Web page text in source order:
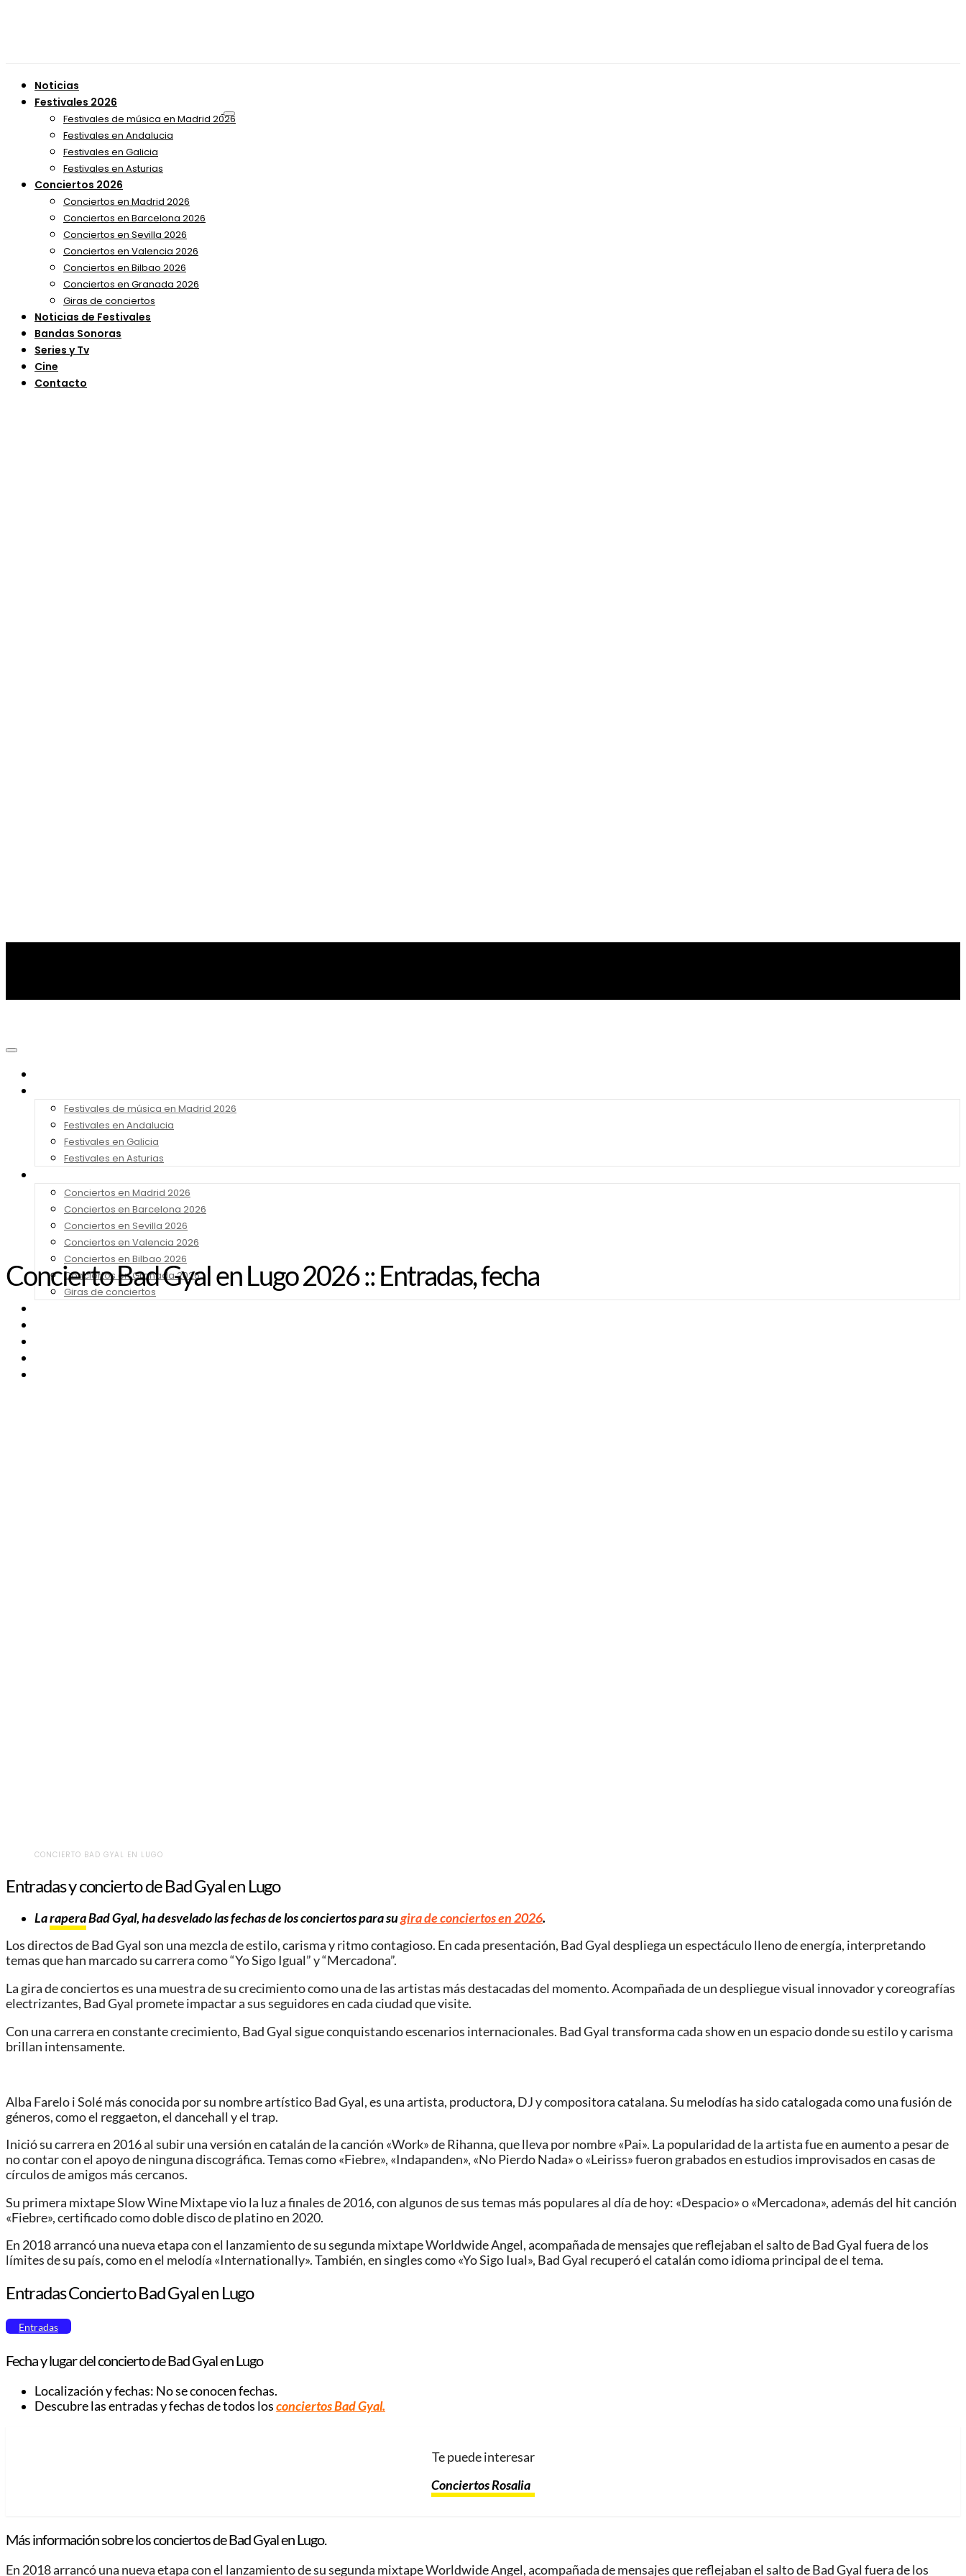
Noticias
Festivales 2026
Festivales de música en Madrid 2026
Festivales en Andalucia
Festivales en Galicia
Festivales en Asturias
Conciertos 2026
Conciertos en Madrid 2026
Conciertos en Barcelona 2026
Conciertos en Sevilla 2026
Conciertos en Valencia 2026
Conciertos en Bilbao 2026
Conciertos en Granada 2026
Giras de conciertos
Noticias de Festivales
Bandas Sonoras
Series y Tv
Cine
Contacto
Festivales de música en Madrid 2026
Festivales en Andalucia
Festivales en Galicia
Festivales en Asturias
Conciertos en Madrid 2026
Conciertos en Barcelona 2026
Conciertos en Sevilla 2026
Conciertos en Valencia 2026
Conciertos en Bilbao 2026
Conciertos en Granada 2026
Giras de conciertos
Concierto Bad Gyal en Lugo 2026 :: Entradas, fecha
CONCIERTO BAD GYAL EN LUGO
Entradas y concierto de Bad Gyal en Lugo
LaraperaBad Gyal, ha desvelado las fechas de los conciertos para sugira de conciertos en 2026.
Los directos de Bad Gyal son una mezcla de estilo, carisma y ritmo contagioso. En cada presentación, Bad Gyal despliega un espectáculo lleno de energía, interpretando
temas que han marcado su carrera como “Yo Sigo Igual” y “Mercadona”.
La gira de conciertos es una muestra de su crecimiento como una de las artistas más destacadas del momento. Acompañada de un despliegue visual innovador y coreografías
electrizantes, Bad Gyal promete impactar a sus seguidores en cada ciudad que visite.
Con una carrera en constante crecimiento, Bad Gyal sigue conquistando escenarios internacionales. Bad Gyal transforma cada show en un espacio donde su estilo y carisma
brillan intensamente.
Alba Farelo i Solé más conocida por su nombre artístico Bad Gyal, es una artista, productora, DJ y compositora catalana. Su melodías ha sido catalogada como una fusión de
géneros, como el reggaeton, el dancehall y el trap.
Inició su carrera en 2016 al subir una versión en catalán de la canción «Work» de Rihanna, que lleva por nombre «Pai». La popularidad de la artista fue en aumento a pesar de
no contar con el apoyo de ninguna discográfica. Temas como «Fiebre», «Indapanden», «No Pierdo Nada» o «Leiriss» fueron grabados en estudios improvisados en casas de
círculos de amigos más cercanos.
Su primera mixtape Slow Wine Mixtape vio la luz a finales de 2016, con algunos de sus temas más populares al día de hoy: «Despacio» o «Mercadona», además del hit canción
«Fiebre», certificado como doble disco de platino en 2020.
En 2018 arrancó una nueva etapa con el lanzamiento de su segunda mixtape Worldwide Angel, acompañada de mensajes que reflejaban el salto de Bad Gyal fuera de los
límites de su país, como en el melodía «Internationally». También, en singles como «Yo Sigo Iual», Bad Gyal recuperó el catalán como idioma principal de el tema.
Entradas Concierto Bad Gyal en Lugo
Entradas
Fecha y lugar del concierto de Bad Gyal en Lugo
Localización y fechas: No se conocen fechas.
Descubre las entradas y fechas de todos losconciertos Bad Gyal.
Te puede interesar
Conciertos Rosalia
Más información sobre los conciertos de Bad Gyal en Lugo.
En 2018 arrancó una nueva etapa con el lanzamiento de su segunda mixtape Worldwide Angel, acompañada de mensajes que reflejaban el salto de Bad Gyal fuera de los